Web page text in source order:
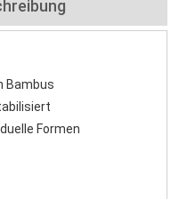
Bambus
Formen